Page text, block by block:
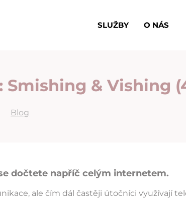
SLUŽBY O NÁS
& Vishing
Blog
dočtete napříč celým internetem.
ale čím dál častěji útočníci využívají